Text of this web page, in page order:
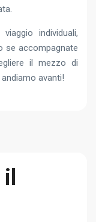
individuali,
se accompagnate
il mezzo di
andiamo avanti!